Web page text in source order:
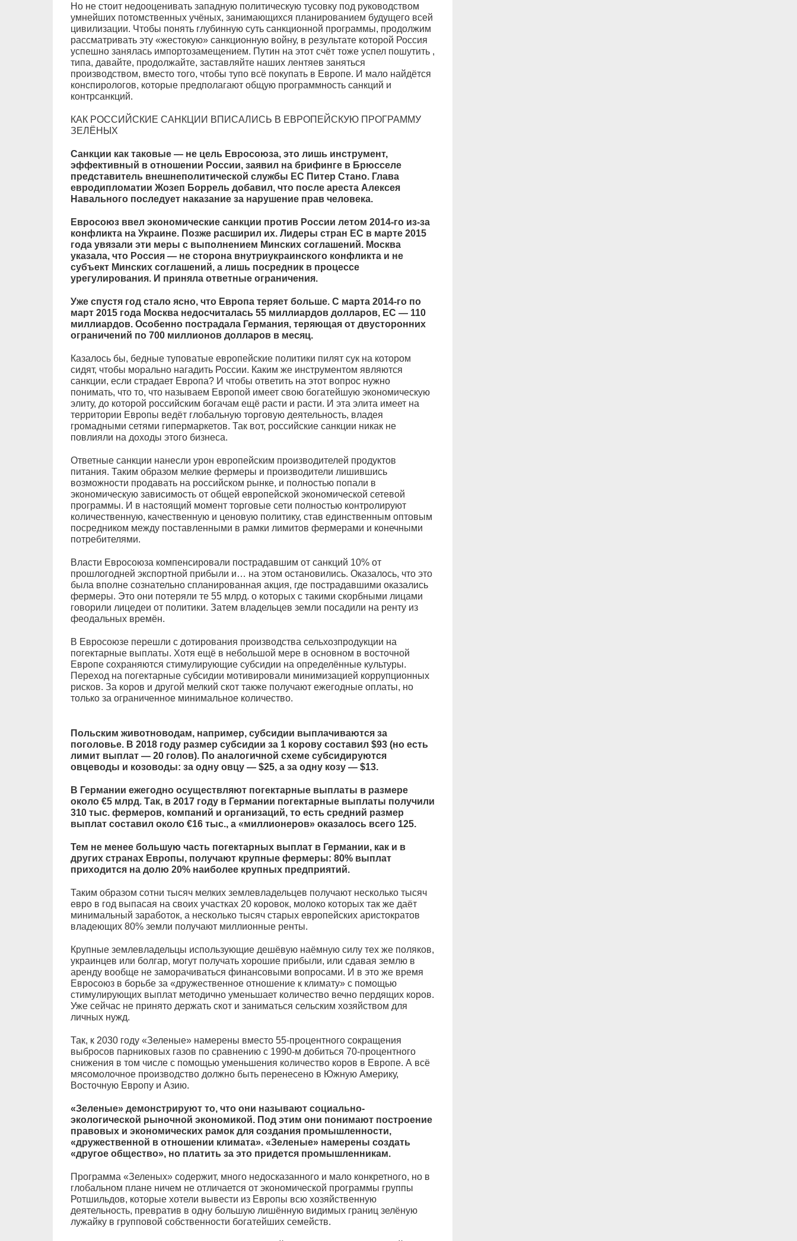
Но не стоит недооценивать западную политическую тусовку под руководством
умнейших потомственных учёных, занимающихся планированием будущего всей
цивилизации. Чтобы понять глубинную суть санкционной программы, продолжим
рассматривать эту «жестокую» санкционную войну, в результате которой Россия
успешно занялась импортозамещением. Путин на этот счёт тоже успел пошутить ,
типа, давайте, продолжайте, заставляйте наших лентяев заняться
производством, вместо того, чтобы тупо всё покупать в Европе. И мало найдётся
конспирологов, которые предполагают общую программность санкций и
контрсанкций.
КАК РОССИЙСКИЕ САНКЦИИ ВПИСАЛИСЬ В ЕВРОПЕЙСКУЮ ПРОГРАММУ
ЗЕЛЁНЫХ
Санкции как таковые — не цель Евросоюза, это лишь инструмент,
эффективный в отношении России, заявил на брифинге в Брюсселе
представитель внешнеполитической службы ЕС Питер Стано. Глава
евродипломатии Жозеп Боррель добавил, что после ареста Алексея
Навального последует наказание за нарушение прав человека.
Евросоюз ввел экономические санкции против России летом 2014-го из-за
конфликта на Украине. Позже расширил их. Лидеры стран ЕС в марте 2015
года увязали эти меры с выполнением Минских соглашений. Москва
указала, что Россия — не сторона внутриукраинского конфликта и не
субъект Минских соглашений, а лишь посредник в процессе
урегулирования. И приняла ответные ограничения.
Уже спустя год стало ясно, что Европа теряет больше. С марта 2014-го по
март 2015 года Москва недосчиталась 55 миллиардов долларов, ЕС — 110
миллиардов. Особенно пострадала Германия, теряющая от двусторонних
ограничений по 700 миллионов долларов в месяц.
Казалось бы, бедные туповатые европейские политики пилят сук на котором
сидят, чтобы морально нагадить России. Каким же инструментом являются
санкции, если страдает Европа? И чтобы ответить на этот вопрос нужно
понимать, что то, что называем Европой имеет свою богатейшую экономическую
элиту, до которой российским богачам ещё расти и расти. И эта элита имеет на
территории Европы ведёт глобальную торговую деятельность, владея
громадными сетями гипермаркетов. Так вот, российские санкции никак не
повлияли на доходы этого бизнеса.
Ответные санкции нанесли урон европейским производителей продуктов
питания. Таким образом мелкие фермеры и производители лишившись
возможности продавать на российском рынке, и полностью попали в
экономическую зависимость от общей европейской экономической сетевой
программы. И в настоящий момент торговые сети полностью контролируют
количественную, качественную и ценовую политику, став единственным оптовым
посредником между поставленными в рамки лимитов фермерами и конечными
потребителями.
Власти Евросоюза компенсировали пострадавшим от санкций 10% от
прошлогодней экспортной прибыли и… на этом остановились. Оказалось, что это
была вполне сознательно спланированная акция, где пострадавшими оказались
фермеры. Это они потеряли те 55 млрд. о которых с такими скорбными лицами
говорили лицедеи от политики. Затем владельцев земли посадили на ренту из
феодальных времён.
В Евросоюзе перешли с дотирования производства сельхозпродукции на
погектарные выплаты. Хотя ещё в небольшой мере в основном в восточной
Европе сохраняются стимулирующие субсидии на определённые культуры.
Переход на погектарные субсидии мотивировали минимизацией коррупционных
рисков. За коров и другой мелкий скот также получают ежегодные оплаты, но
только за ограниченное минимальное количество.
Польским животноводам, например, субсидии выплачиваются за
поголовье. В 2018 году размер субсидии за 1 корову составил $93 (но есть
лимит выплат — 20 голов). По аналогичной схеме субсидируются
овцеводы и козоводы: за одну овцу — $25, а за одну козу — $13.
В Германии ежегодно осуществляют погектарные выплаты в размере
около €5 млрд. Так, в 2017 году в Германии погектарные выплаты получили
310 тыс. фермеров, компаний и организаций, то есть средний размер
выплат составил около €16 тыс., а «миллионеров» оказалось всего 125.
Тем не менее большую часть погектарных выплат в Германии, как и в
других странах Европы, получают крупные фермеры: 80% выплат
приходится на долю 20% наиболее крупных предприятий.
Таким образом сотни тысяч мелких землевладельцев получают несколько тысяч
евро в год выпасая на своих участках 20 коровок, молоко которых так же даёт
минимальный заработок, а несколько тысяч старых европейских аристократов
владеющих 80% земли получают миллионные ренты.
Крупные землевладельцы использующие дешёвую наёмную силу тех же поляков,
украинцев или болгар, могут получать хорошие прибыли, или сдавая землю в
аренду вообще не заморачиваться финансовыми вопросами. И в это же время
Евросоюз в борьбе за «дружественное отношение к климату» с помощью
стимулирующих выплат методично уменьшает количество вечно пердящих коров.
Уже сейчас не принято держать скот и заниматься сельским хозяйством для
личных нужд.
Так, к 2030 году «Зеленые» намерены вместо 55-процентного сокращения
выбросов парниковых газов по сравнению с 1990-м добиться 70-процентного
снижения в том числе с помощью уменьшения количество коров в Европе. А всё
мясомолочное производство должно быть перенесено в Южную Америку,
Восточную Европу и Азию.
«Зеленые» демонстрируют то, что они называют социально-
экологической рыночной экономикой. Под этим они понимают построение
правовых и экономических рамок для создания промышленности,
«дружественной в отношении климата». «Зеленые» намерены создать
«другое общество», но платить за это придется промышленникам.
Программа «Зеленых» содержит, много недосказанного и мало конкретного, но в
глобальном плане ничем не отличается от экономической программы группы
Ротшильдов, которые хотели вывести из Европы всю хозяйственную
деятельность, превратив в одну большую лишённую видимых границ зелёную
лужайку в групповой собственности богатейших семейств.